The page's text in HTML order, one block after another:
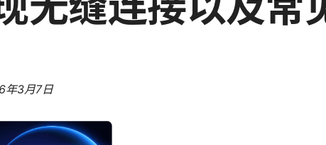
年3月7日